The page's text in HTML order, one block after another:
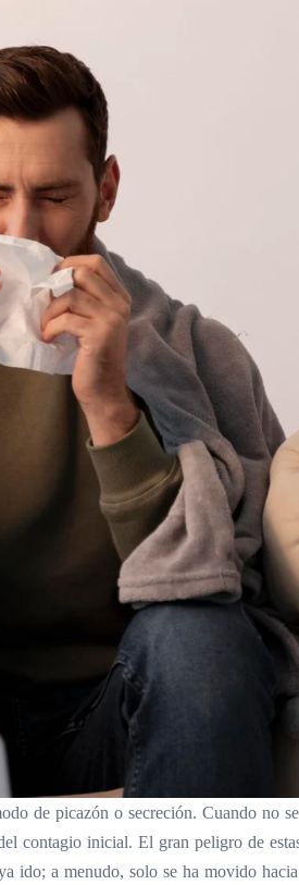
de picazón o secreción. Cuando no
contagio inicial. El gran peligro de
ido; a menudo, solo se ha movido